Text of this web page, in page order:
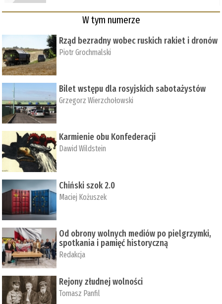
W tym numerze
Rząd bezradny wobec ruskich rakiet i dronów
Piotr Grochmalski
Bilet wstępu dla rosyjskich sabotażystów
Grzegorz Wierzchołowski
Karmienie obu Konfederacji
Dawid Wildstein
Chiński szok 2.0
Maciej Kożuszek
Od obrony wolnych mediów po pielgrzymki,
spotkania i pamięć historyczną
Redakcja
Rejony złudnej wolności
Tomasz Panfil